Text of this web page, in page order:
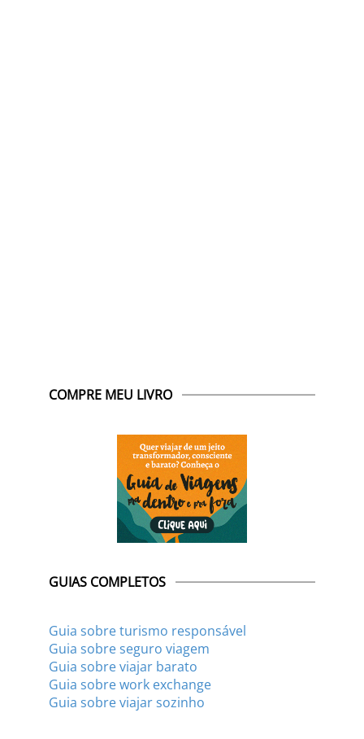
COMPRE MEU LIVRO
GUIAS COMPLETOS
Guia sobre turismo responsável
Guia sobre seguro viagem
Guia sobre viajar barato
Guia sobre work exchange
Guia sobre viajar sozinho